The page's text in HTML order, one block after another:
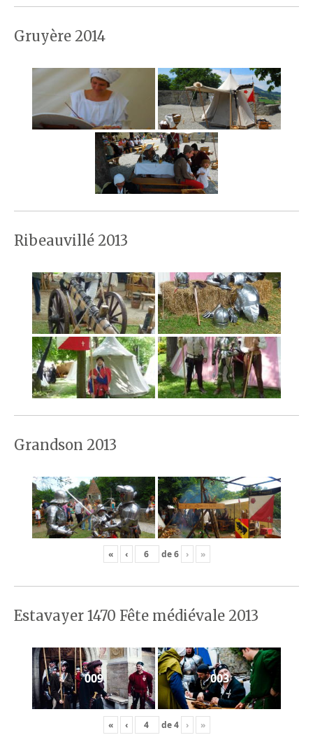
Gruyère 2014
Ribeauvillé 2013
Grandson 2013
« ‹ de6 › »
Estavayer 1470 Fête médiévale 2013
009 003
« ‹ de4 › »